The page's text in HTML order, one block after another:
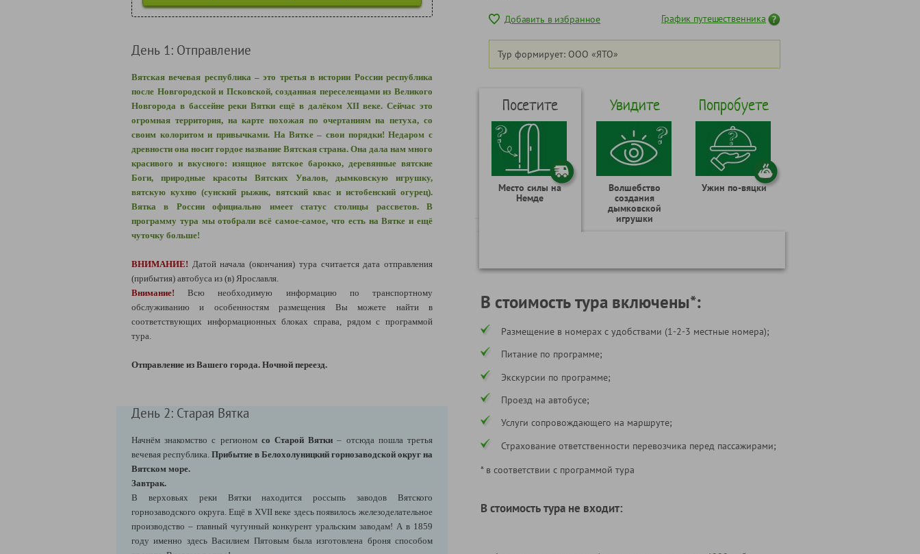
День 1: Отправление
Вятская вечевая республика – это третья в истории России республика
после Новгородской и Псковской, созданная переселенцами из Великого
Новгорода в бассейне реки Вятки ещё в далёком XII веке. Сейчас это
огромная территория, на карте похожая по очертаниям на петуха, со
своим колоритом и привычками. На Вятке – свои порядки! Недаром с
древности она носит гордое название Вятская страна. Она дала нам много
красивого и вкусного: изящное вятское барокко, деревянные вятские
Боги, природные красоты Вятских Увалов, дымковскую игрушку,
вятскую кухню (сунский рыжик, вятский квас и истобенский огурец).
Вятка в России официально имеет статус столицы рассветов. В
программу тура мы отобрали всё самое-самое, что есть на Вятке и ещё
чуточку больше!
ВНИМАНИЕ! Датой начала (окончания) тура считается дата отправления
(прибытия) автобуса из (в) Ярославля.
Внимание! Всю необходимую информацию по транспортному
обслуживанию и особенностям размещения Вы можете найти в
соответствующих информационных блоках справа, рядом с программой
тура.
Отправление из Вашего города. Ночной переезд.
День 2: Старая Вятка
Начнём знакомство с регионом со Старой Вятки – отсюда пошла третья
вечевая республика. Прибытие в Белохолуницкий горнозаводской округ на
Вятском море.
Завтрак.
В верховьях реки Вятки находится россыпь заводов Вятского
горнозаводского округа. Ещё в XVII веке здесь появилось железоделательное
производство – главный чугунный конкурент уральским заводам! А в 1859
году именно здесь Василием Пятовым была изготовлена броня способом
Добавить в избранное График путешественника
Тур формирует: ООО «ЯТО»
Посетите
Место силы на
Немде
Увидите
Волшебство
создания
дымковской
игрушки
Попробуете
Ужин по-вяцки
В стоимость тура включены*:
Размещение в номерах с удобствами (1-2-3 местные номера);
Питание по программе;
Экскурсии по программе;
Проезд на автобусе;
Услуги сопровождающего на маршруте;
Страхование ответственности перевозчика перед пассажирами;
* в соответствии с программой тура
В стоимость тура не входит: